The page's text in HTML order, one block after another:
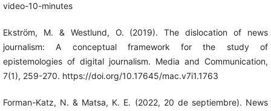
video-10-minutes
Ekström, M. & Westlund, O. (2019). The dislocation of news
journalism: A conceptual framework for the study of
epistemologies of digital journalism. Media and Communication,
7(1), 259-270. https://doi.org/10.17645/mac.v7i1.1763
Forman-Katz, N. & Matsa, K. E. (2022, 20 de septiembre). News